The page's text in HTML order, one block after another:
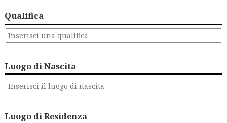
Qualifica
Luogo di Nascita
Luogo di Residenza